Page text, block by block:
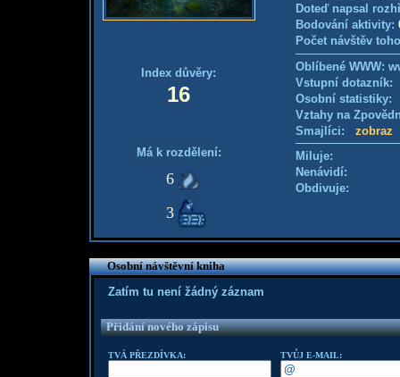
Index důvěry:
16
Má k rozdělení:
6
3
Doteď napsal
Bodování aktivity:
Počet návštěv
Oblíbené WWW:
Vstupní
Osobní
Vztahy na
Smajlíci: zobraz
Miluje:
Nenávidí:
Obdivuje:
Osobní návštěvní kniha
Zatím tu není žádný záznam
Přidání nového zápisu
TVÁ PŘEZDÍVKA: TVŮJ E-MAIL: